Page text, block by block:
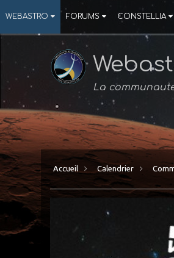
WEBASTRO FORUMS CONSTELLIA
La
Accueil Calendrier